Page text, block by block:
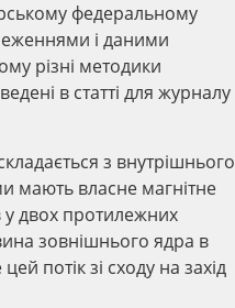
федеральному
і даними
різні методики
в статті для журналу
з внутрішнього
мають власне магнітне
у двох протилежних
зовнішнього ядра в
потік зі сходу на захід